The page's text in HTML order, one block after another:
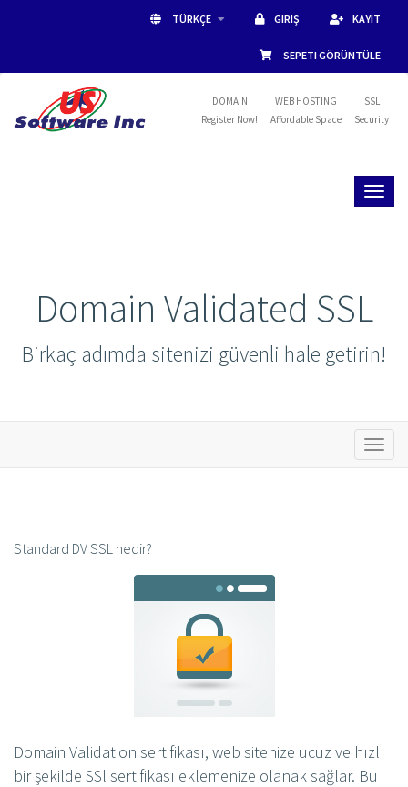
TÜRKÇE GIRIŞ KAYIT
SEPETI GÖRÜNTÜLE
DOMAIN
Register Now!
WEB HOSTING
Affordable Space
SSL
Security
Domain Validated SSL
Birkaç adımda sitenizi güvenli hale getirin!
Standard DV SSL nedir?
Domain Validation sertifikası, web sitenize ucuz ve hızlı
bir şekilde SSl sertifikası eklemenize olanak sağlar. Bu